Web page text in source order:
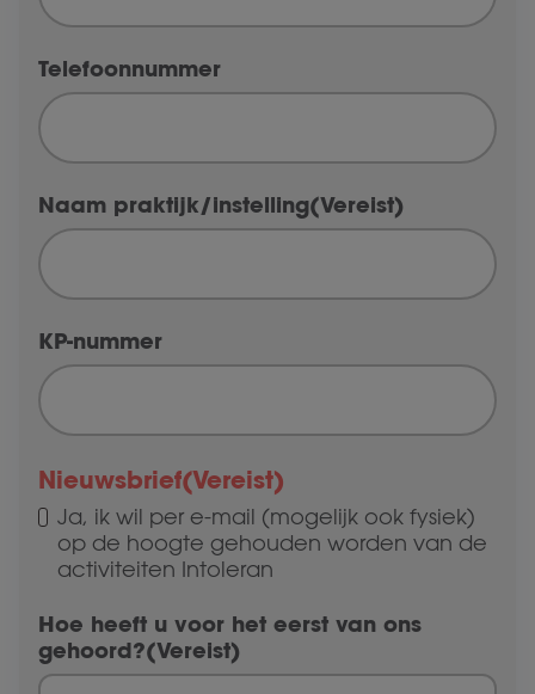
Telefoonnummer
Naam praktijk/instelling(Vereist)
KP-nummer
Nieuwsbrief(Vereist)
Ja, ik wil per e-mail (mogelijk ook fysiek)
op de hoogte gehouden worden van de
activiteiten Intoleran
Hoe heeft u voor het eerst van ons
gehoord?(Vereist)